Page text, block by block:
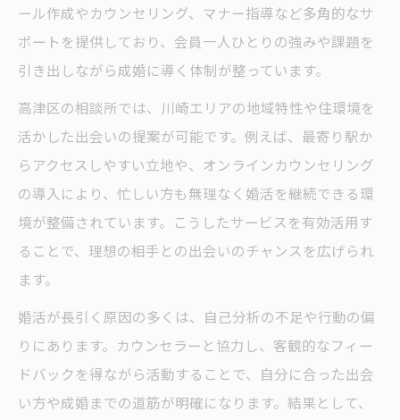
ール作成やカウンセリング、マナー指導など多角的なサ
ポートを提供しており、会員一人ひとりの強みや課題を
引き出しながら成婚に導く体制が整っています。
高津区の相談所では、川崎エリアの地域特性や住環境を
活かした出会いの提案が可能です。例えば、最寄り駅か
らアクセスしやすい立地や、オンラインカウンセリング
の導入により、忙しい方も無理なく婚活を継続できる環
境が整備されています。こうしたサービスを有効活用す
ることで、理想の相手との出会いのチャンスを広げられ
ます。
婚活が長引く原因の多くは、自己分析の不足や行動の偏
りにあります。カウンセラーと協力し、客観的なフィー
ドバックを得ながら活動することで、自分に合った出会
い方や成婚までの道筋が明確になります。結果として、